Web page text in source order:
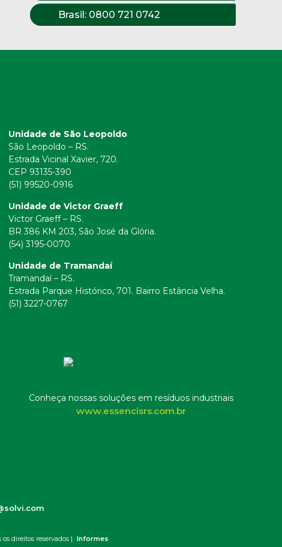
Brasil: 0800 721 0742
Unidade de São Leopoldo
São Leopoldo – RS.
Estrada Vicinal Xavier, 720.
CEP 93135-390
(51) 99520-0916
Unidade de Victor Graeff
Victor Graeff – RS.
BR 386 KM 203, São José da Glória.
(54) 3195-0070
Unidade de Tramandaí
Tramandaí – RS.
Estrada Parque Histórico, 701. Bairro Estância Velha.
(51) 3227-0767
Conheça nossas soluções em resíduos industriais
www.essencisrs.com.br
os direitos reservados | Informes